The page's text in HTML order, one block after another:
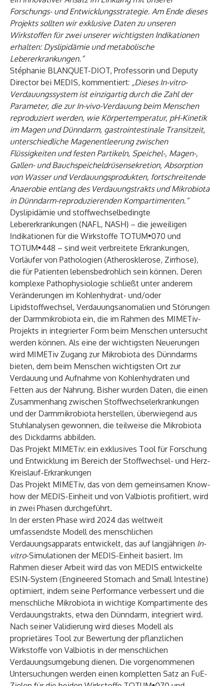
Forschungs- und Entwicklungsstrategie. Am Ende dieses
Projekts sollten wir exklusive Daten zu unseren
Wirkstoffen für zwei unserer wichtigsten Indikationen
erhalten: Dyslipidämie und metabolische
Lebererkrankungen.“
Stéphanie BLANQUET-DIOT, Professorin und Deputy
Director bei MEDIS, kommentiert: „Dieses In-vitro-
Verdauungssystem ist einzigartig durch die Zahl der
Parameter, die zur In-vivo-Verdauung beim Menschen
reproduziert werden, wie Körpertemperatur, pH-Kinetik
im Magen und Dünndarm, gastrointestinale Transitzeit,
unterschiedliche Magenentleerung zwischen
Flüssigkeiten und festen Partikeln, Speichel-, Magen-,
Gallen- und Bauchspeicheldrüsensekretion, Absorption
von Wasser und Verdauungsprodukten, fortschreitende
Anaerobie entlang des Verdauungstrakts und Mikrobiota
in Dünndarm-reproduzierenden Kompartimenten.“
Dyslipidämie und stoffwechselbedingte
Lebererkrankungen (NAFL, NASH) – die jeweiligen
Indikationen für die Wirkstoffe TOTUM•070 und
TOTUM•448 – sind weit verbreitete Erkrankungen,
Vorläufer von Pathologien (Atherosklerose, Zirrhose),
die für Patienten lebensbedrohlich sein können. Deren
komplexe Pathophysiologie schließt unter anderem
Veränderungen im Kohlenhydrat- und/oder
Lipidstoffwechsel, Verdauungsanomalien und Störungen
der Darmmikrobiota ein, die im Rahmen des MIMETiv-
Projekts in integrierter Form beim Menschen untersucht
werden können. Als eine der wichtigsten Neuerungen
wird MIMETiv Zugang zur Mikrobiota des Dünndarms
bieten, dem beim Menschen wichtigsten Ort zur
Verdauung und Aufnahme von Kohlenhydraten und
Fetten aus der Nahrung. Bisher wurden Daten, die einen
Zusammenhang zwischen Stoffwechselerkrankungen
und der Darmmikrobiota herstellen, überwiegend aus
Stuhlanalysen gewonnen, die teilweise die Mikrobiota
des Dickdarms abbilden.
Das Projekt MIMETiv: ein exklusives Tool für Forschung
und Entwicklung im Bereich der Stoffwechsel- und Herz-
Kreislauf-Erkrankungen
Das Projekt MIMETiv, das von dem gemeinsamen Know-
how der MEDIS-Einheit und von Valbiotis profitiert, wird
in zwei Phasen durchgeführt.
In der ersten Phase wird 2024 das weltweit
umfassendste Modell des menschlichen
Verdauungsapparats entwickelt, das auf langjährigen In-
vitro-Simulationen der MEDIS-Einheit basiert. Im
Rahmen dieser Arbeit wird das von MEDIS entwickelte
ESIN-System (Engineered Stomach and Small Intestine)
optimiert, indem seine Performance verbessert und die
menschliche Mikrobiota in wichtige Kompartimente des
Verdauungstrakts, etwa den Dünndarm, integriert wird.
Nach seiner Validierung wird dieses Modell als
proprietäres Tool zur Bewertung der pflanzlichen
Wirkstoffe von Valbiotis in der menschlichen
Verdauungsumgebung dienen. Die vorgenommenen
Untersuchungen werden einen kompletten Satz an FuE-